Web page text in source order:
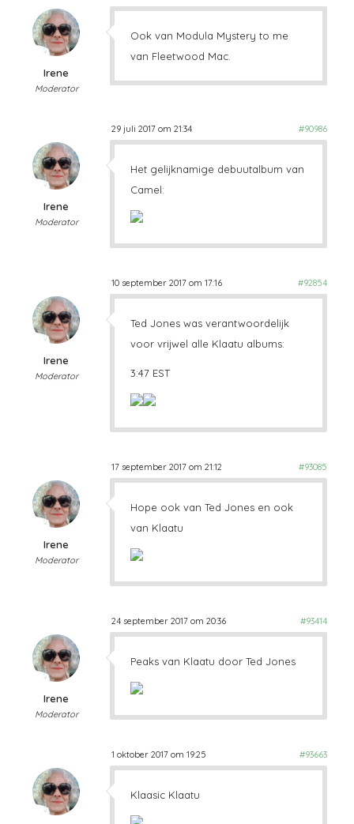
Irene
Moderator
Ook van Modula Mystery to me
van Fleetwood Mac.
29 juli 2017 om 21:34 #90986
Irene
Moderator
Het gelijknamige debuutalbum van
Camel:
10 september 2017 om 17:16 #92854
Irene
Moderator
Ted Jones was verantwoordelijk
voor vrijwel alle Klaatu albums:
3:47 EST
17 september 2017 om 21:12 #93085
Irene
Moderator
Hope ook van Ted Jones en ook
van Klaatu
24 september 2017 om 20:36 #93414
Irene
Moderator
Peaks van Klaatu door Ted Jones
1 oktober 2017 om 19:25 #93663
Klaasic Klaatu